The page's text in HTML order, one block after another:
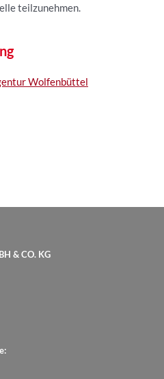
teilzunehmen.
Wolfenbüttel
& CO. KG